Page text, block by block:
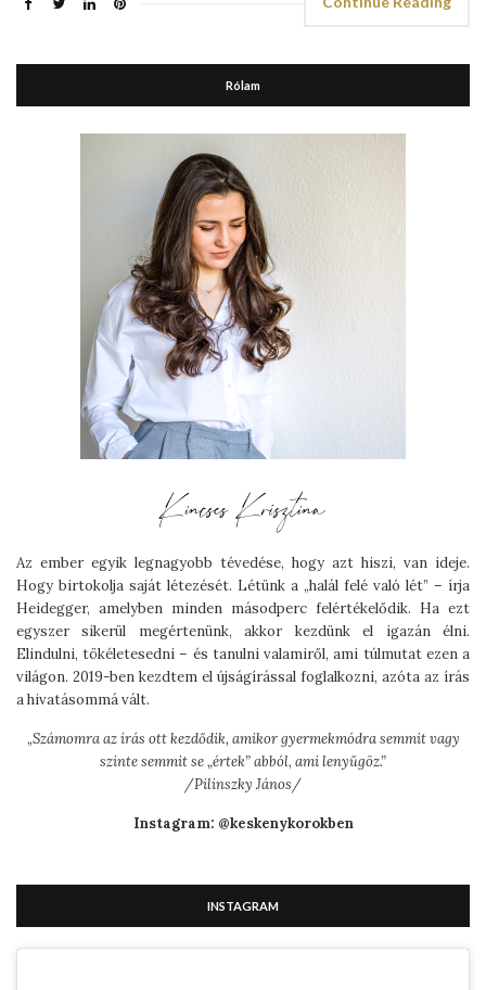
Rólam
Az ember egyik legnagyobb tévedése, hogy azt hiszi, van ideje.
Hogy birtokolja saját létezését. Létünk a „halál felé való lét” – írja
Heidegger, amelyben minden másodperc felértékelődik. Ha ezt
egyszer sikerül megértenünk, akkor kezdünk el igazán élni.
Elindulni, tökéletesedni – és tanulni valamiről, ami túlmutat ezen a
világon. 2019-ben kezdtem el újságírással foglalkozni, azóta az írás
a hivatásommá vált.
„Számomra az írás ott kezdődik, amikor gyermekmódra semmit vagy
szinte semmit se „értek” abból, ami lenyűgöz.”
/Pilinszky János/
Instagram: @keskenykorokben
INSTAGRAM